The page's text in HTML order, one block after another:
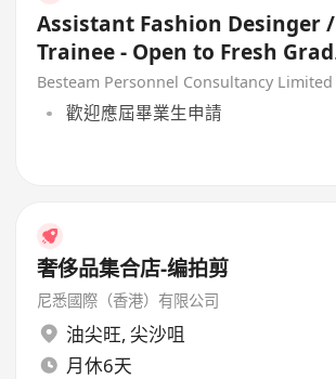
Assistant Fashion Desinger /
Trainee - Open to Fresh Grad
(18K)
Besteam Personnel Consultancy Limited
歡迎應屆畢業生申請
奢侈品集合店-编拍剪
尼悉國際（香港）有限公司
油尖旺, 尖沙咀
月休6天